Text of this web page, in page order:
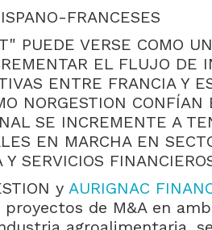
FRANCESES
PUEDE VERSE COMO
EL FLUJO DE
ENTRE FRANCIA Y
NORGESTION CONFÍAN
SE INCREMENTE A
EN MARCHA EN
SERVICIOS
yAURIGNAC
de M&A en